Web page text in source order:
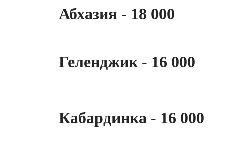
Абхазия - 18 000
Геленджик - 16 000
Кабардинка - 16 000